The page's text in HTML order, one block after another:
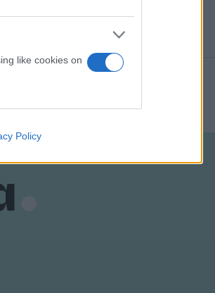
like cookies on
like cookies on
Policy